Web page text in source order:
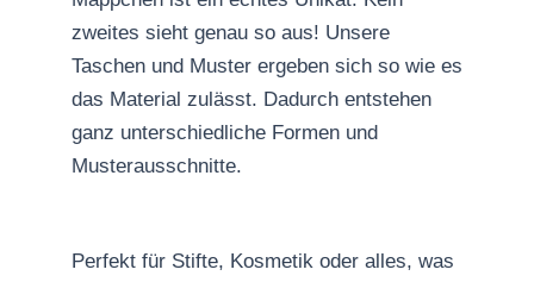
zweites sieht genau so aus! Unsere
Taschen und Muster ergeben sich so wie es
das Material zulässt. Dadurch entstehen
ganz unterschiedliche Formen und
Musterausschnitte.
Perfekt für Stifte, Kosmetik oder alles, was